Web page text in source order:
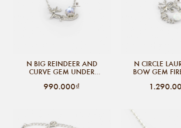
N BIG REINDEER AND
CURVE GEM UNDER
STONE
990.000₫
N CIRCLE
BOW GEM